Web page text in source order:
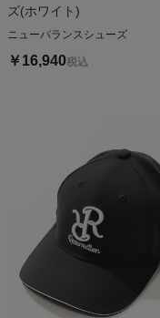
ズ(ホワイト)
ニューバランスシューズ
￥ 16,940税込